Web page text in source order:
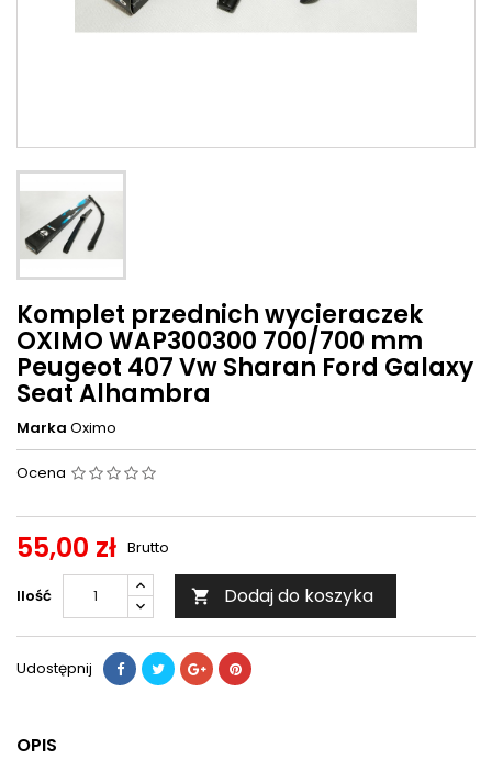
Komplet przednich wycieraczek
OXIMO WAP300300 700/700 mm
Peugeot 407 Vw Sharan Ford Galaxy
Seat Alhambra
Marka Oximo
Ocena
55,00 zł Brutto
Ilość  Dodaj do koszyka
Udostępnij
OPIS